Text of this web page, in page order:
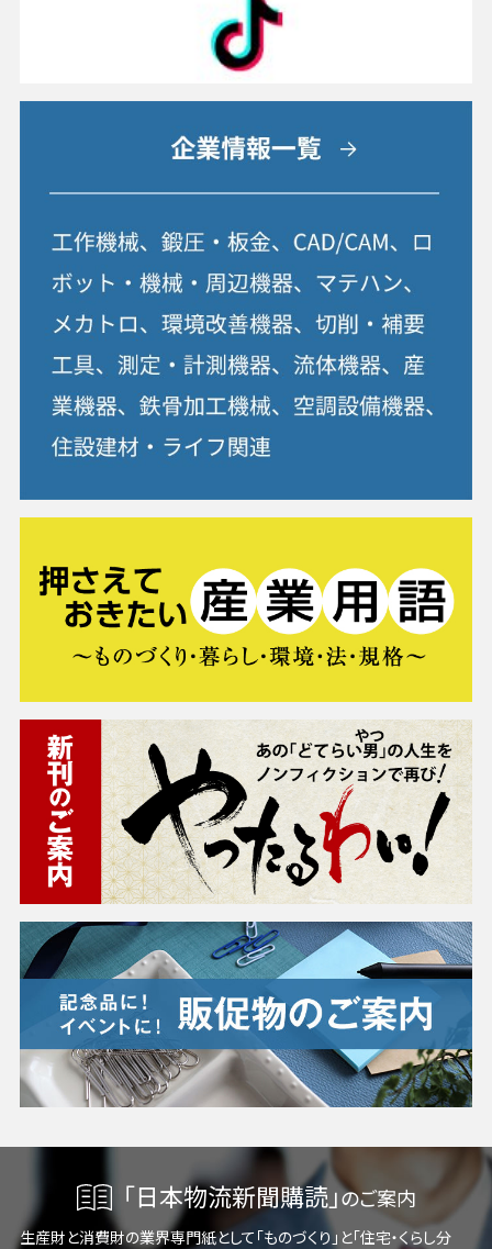
「日本物流新聞購読」のご案内
生産財と消費財の業界専門紙として「ものづくり」と「住宅・くらし分